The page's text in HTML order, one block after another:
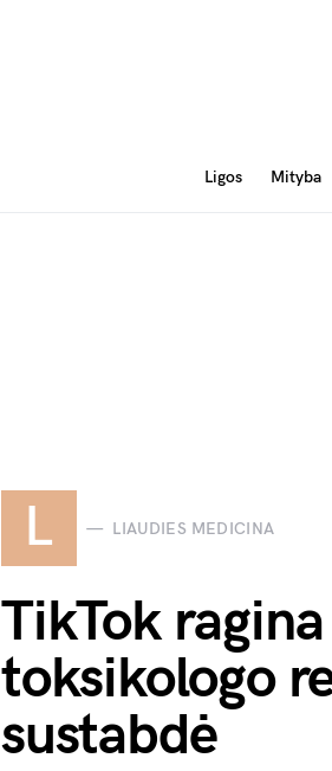
Ligos Mityba
L LIAUDIES MEDICINA
TikTok
toksikologo
sustabdė